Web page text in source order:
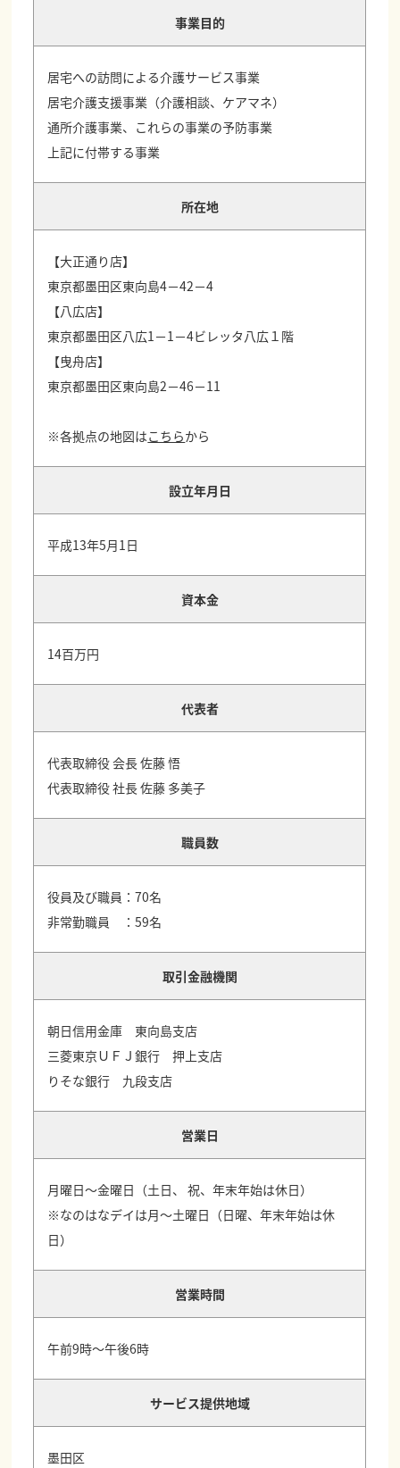
事業目的
居宅への訪問による介護サービス事業
居宅介護支援事業（介護相談、ケアマネ）
通所介護事業、これらの事業の予防事業
上記に付帯する事業
所在地
【大正通り店】
東京都墨田区東向島4－42－4
【八広店】
東京都墨田区八広1－1－4ビレッタ八広１階
【曳舟店】
東京都墨田区東向島2－46－11
※各拠点の地図はこちらから
設立年月日
平成13年5月1日
資本金
14百万円
代表者
代表取締役 会長 佐藤 悟
代表取締役 社長 佐藤 多美子
職員数
役員及び職員：70名
非常勤職員 ：59名
取引金融機関
朝日信用金庫 東向島支店
三菱東京ＵＦＪ銀行 押上支店
りそな銀行 九段支店
営業日
月曜日～金曜日（土日、 祝、年末年始は休日）
※なのはなデイは月～土曜日（日曜、年末年始は休
日）
営業時間
午前9時～午後6時
サービス提供地域
墨田区